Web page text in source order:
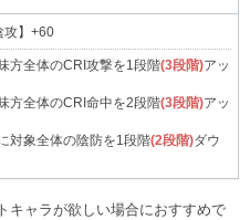
攻】+60
方全体のCRI攻撃を1段階(3段階)アッ
方全体のCRI命中を2段階(3段階)アッ
対象全体の陰防を1段階(2段階)ダウ
キャラが欲しい場合におすすめで